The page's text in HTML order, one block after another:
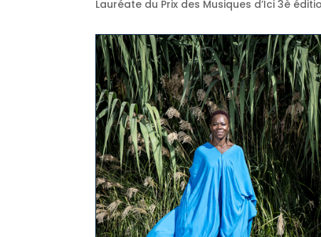
Lauréate du Prix des Musiques d’Ici 3è